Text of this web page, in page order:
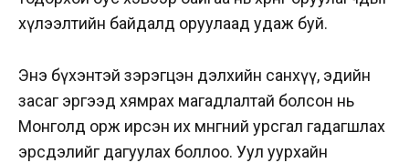
хүлээлтийн байдалд оруулаад удаж буй.
Энэ бүхэнтэй зэрэгцэн дэлхийн санхүү, эдийн
засаг эргээд хямрах магадлалтай болсон нь
Монголд орж ирсэн их мөнгөний урсгал гадагшлах
эрсдэлийг дагуулах боллоо. Уул уурхайн